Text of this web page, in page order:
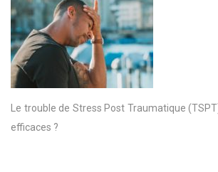
Le trouble de Stress Post Traumatique
efficaces ?